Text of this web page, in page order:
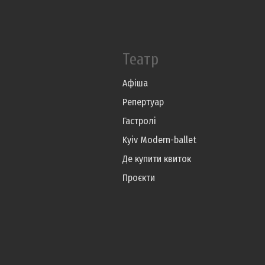
Театр
Афіша
Репертуар
Гастролі
Kyiv Modern-ballet
Де купити квиток
Проєкти